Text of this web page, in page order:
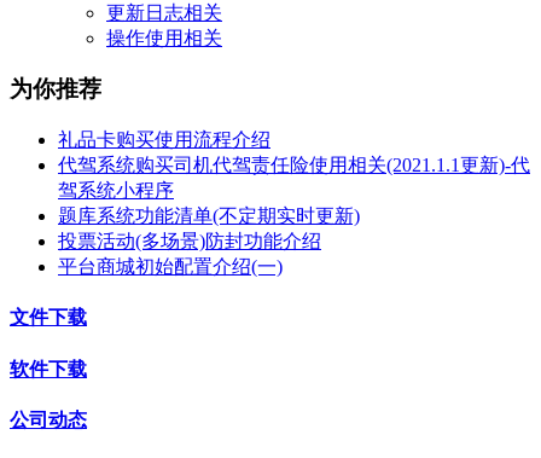
更新日志相关
操作使用相关
为你推荐
礼品卡购买使用流程介绍
代驾系统购买司机代驾责任险使用相关(2021.1.1更新)-代
驾系统小程序
题库系统功能清单(不定期实时更新)
投票活动(多场景)防封功能介绍
平台商城初始配置介绍(一)
文件下载
软件下载
公司动态